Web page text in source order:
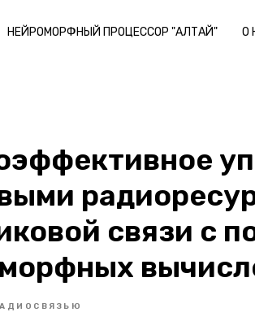
НЕЙРОМОРФНЫЙ ПРОЦЕССОР "АЛТАЙ" О
связи с